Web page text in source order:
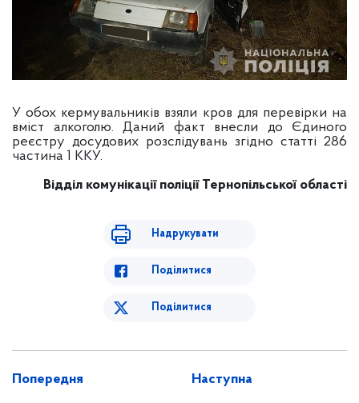
У обох кермувальників взяли кров для перевірки на
вміст алкоголю. Даний факт внесли до Єдиного
реєстру досудових розслідувань згідно статті 286
частина 1 ККУ.
Відділ комунікації поліціїТернопільської області
Надрукувати
Поділитися
Поділитися
Попередня Наступна